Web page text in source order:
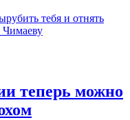
тебя и отнять
Чимаеву
теперь можно